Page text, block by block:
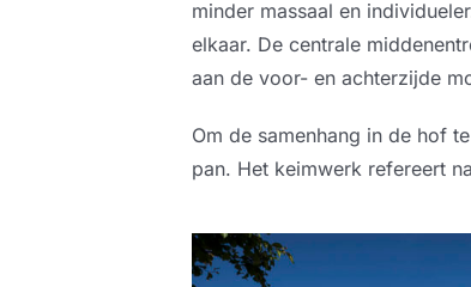
minder massaal en
elkaar. De centrale
aan de voor- en achterzijde
Om de samenhang in de hof
pan. Het keimwerk refereert